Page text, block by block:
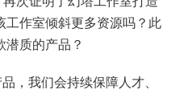
工作室倾斜更多资源吗？此
质的产品？
，我们会持续保障人才、